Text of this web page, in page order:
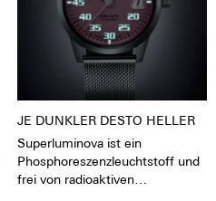
Händewaschen, bei Regen,
beim Abwaschen und Duschen,
beim Autowaschen, beim
Skisport, Trekking und natürlich
Tauchen getragen werden.
JE DUNKLER DESTO HELLER
Superluminova ist ein
Phosphoreszenzleuchtstoff und
frei von radioaktiven